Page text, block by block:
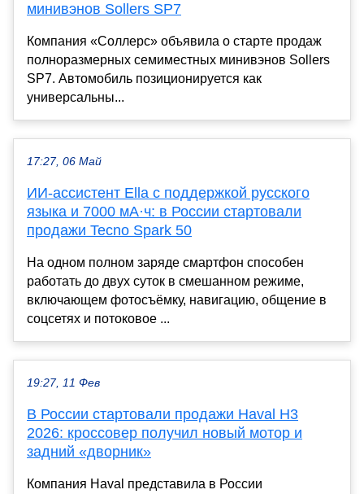
минивэнов Sollers SP7
Компания «Соллерс» объявила о старте продаж
полноразмерных семиместных минивэнов Sollers
SP7. Автомобиль позиционируется как
универсальны...
17:27, 06 Май
ИИ-ассистент Ella с поддержкой русского
языка и 7000 мА·ч: в России стартовали
продажи Tecno Spark 50
На одном полном заряде смартфон способен
работать до двух суток в смешанном режиме,
включающем фотосъёмку, навигацию, общение в
соцсетях и потоковое ...
19:27, 11 Фев
В России стартовали продажи Haval H3
2026: кроссовер получил новый мотор и
задний «дворник»
Компания Haval представила в России